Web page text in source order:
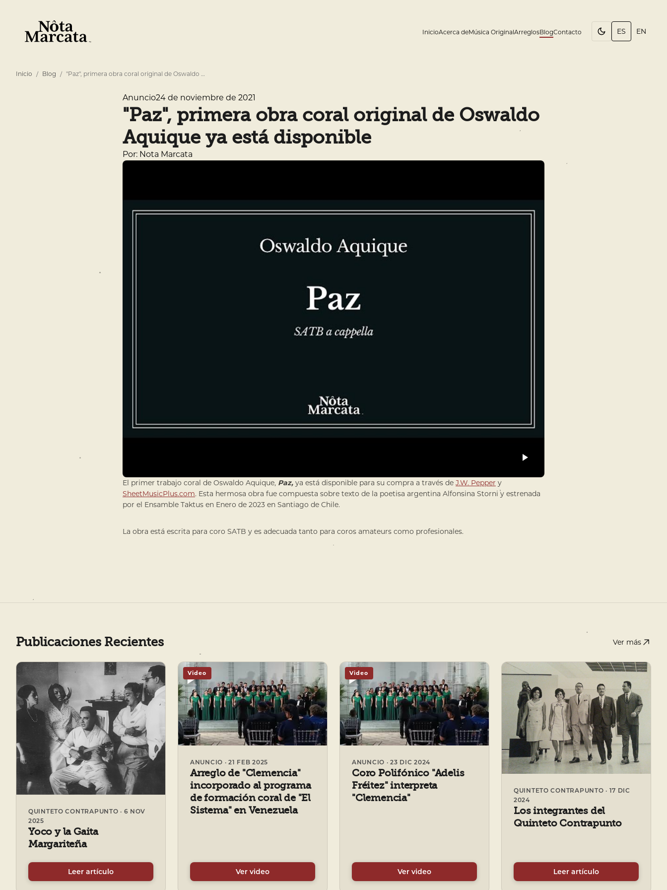
InicioAcerca deMúsica OriginalArreglosBlogContacto ES EN
Inicio Blog "Paz", primera obra coral original de Oswaldo …
Anuncio24 de noviembre de 2021
"Paz", primera obra coral original de Oswaldo
Aquique ya está disponible
Por: Nota Marcata
El primer trabajo coral de Oswaldo Aquique, Paz, ya está disponible para su compra a través de J.W. Pepper y
SheetMusicPlus.com. Esta hermosa obra fue compuesta sobre texto de la poetisa argentina Alfonsina Storni y estrenada
por el Ensamble Taktus en Enero de 2023 en Santiago de Chile.
La obra está escrita para coro SATB y es adecuada tanto para coros amateurs como profesionales.
Publicaciones Recientes Ver más
QUINTETO CONTRAPUNTO · 6 NOV
2025
Yoco y la Gaita
Margariteña
Leer artículo
Video
ANUNCIO · 21 FEB 2025
Arreglo de "Clemencia"
incorporado al programa
de formación coral de "El
Sistema" en Venezuela
Ver video
Video
ANUNCIO · 23 DIC 2024
Coro Polifónico "Adelis
Fréitez" interpreta
"Clemencia"
Ver video
QUINTETO CONTRAPUNTO · 17 DIC
2024
Los integrantes del
Quinteto Contrapunto
Leer artículo